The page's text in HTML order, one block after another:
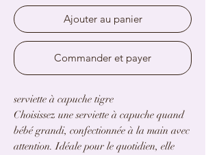
Ajouter au panier
Commander et payer
serviette à capuche tigre
Choisissez une serviette à capuche quand
bébé grandi, confectionnée à la main avec
attention. Idéale pour le quotidien, elle